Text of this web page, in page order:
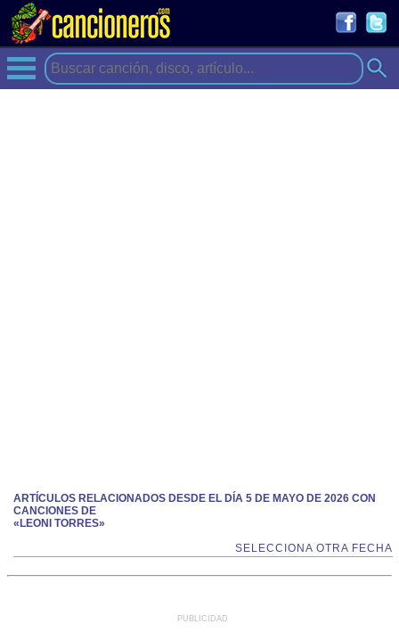
ARTÍCULOS RELACIONADOS DESDE EL DÍA 5 DE MAYO DE 2026 CON
CANCIONES DE
«LEONI TORRES»
SELECCIONA OTRA FECHA
PUBLICIDAD